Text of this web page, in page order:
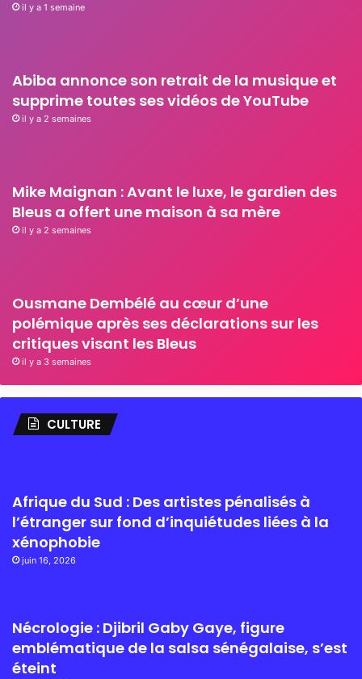
il y a 1 semaine
Abiba annonce son retrait de la musique et
supprime toutes ses vidéos de YouTube
il y a 2 semaines
Mike Maignan : Avant le luxe, le gardien des
Bleus a offert une maison à sa mère
il y a 2 semaines
Ousmane Dembélé au cœur d’une
polémique après ses déclarations sur les
critiques visant les Bleus
il y a 3 semaines
CULTURE
Afrique du Sud : Des artistes pénalisés à
l’étranger sur fond d’inquiétudes liées à la
xénophobie
juin 16, 2026
Nécrologie : Djibril Gaby Gaye, figure
emblématique de la salsa sénégalaise, s’est
éteint